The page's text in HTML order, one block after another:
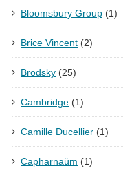
Bloomsbury Group (1)
Brice Vincent (2)
Brodsky (25)
Cambridge (1)
Camille Ducellier (1)
Capharnaüm (1)